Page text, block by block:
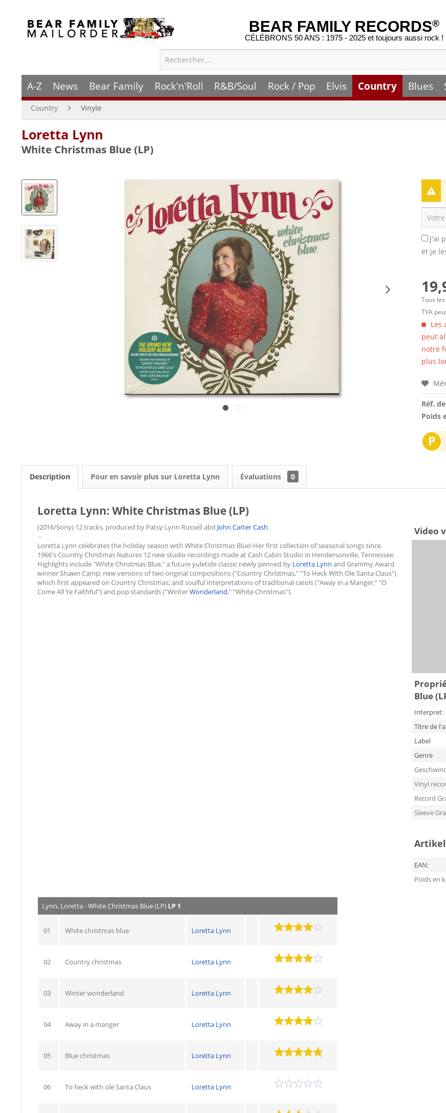
BEAR FAMILY RECORDS®
CÉLÉBRONS 50 ANS : 1975 - 2025 et toujours aussi rock !
A-Z News Bear Family Rock'n'Roll R&B/Soul Rock / Pop Elvis Country Blues
Country Vinyle
Loretta Lynn
White Christmas Blue (LP)
J'ai
et je
Tous
TVA
Les
peut
notre
plus
Réf.
Poids
P
Description Pour en savoir plus sur Loretta Lynn Évaluations 0
Loretta Lynn: White Christmas Blue (LP)
(2016/Sony) 12 tracks, produced by Patsy Lynn Russell abd John Carter Cash.
-
Loretta Lynn celebrates the holiday season with White Christmas Blue! Her first collection of seasonal songs since
1966's Country Christmas features 12 new studio recordings made at Cash Cabin Studio in Hendersonville, Tennessee.
Highlights include "White Christmas Blue," a future yuletide classic newly penned by Loretta Lynn and Grammy Award
winner Shawn Camp; new versions of two original compositions ("Country Christmas," "To Heck With Ole Santa Claus")
which first appeared on Country Christmas; and soulful interpretations of traditional carols ("Away in a Manger," "O
Come All Ye Faithful") and pop standards ("WinterWonderland," "White Christmas").
Video
Blue
Interpret:
Titre de
Label
Genre
Vinyl
Record
Sleeve
EAN:
Poids en
Lynn, Loretta - White Christmas Blue (LP) LP 1
01 White christmas blue Loretta Lynn
02 Country christmas Loretta Lynn
03 Winter wonderland Loretta Lynn
04 Away in a manger Loretta Lynn
05 Blue christmas Loretta Lynn
06 To heck with ole Santa Claus Loretta Lynn